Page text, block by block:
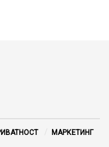
МАРКЕТИНГ